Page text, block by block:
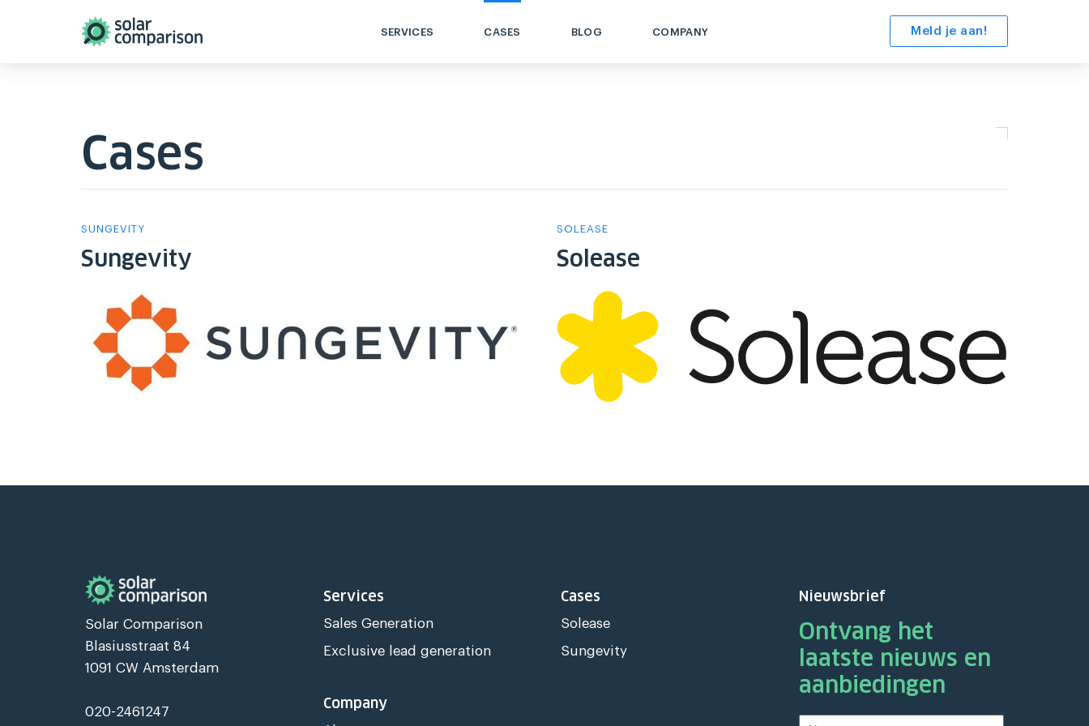
SERVICES CASES BLOG COMPANY Meld je aan!
Cases
SUNGEVITY
Sungevity
SOLEASE
Solease
Solar Comparison
Blasiusstraat 84
1091 CW Amsterdam
020-2461247
Services
Sales Generation
Exclusive lead generation
Company
Cases
Solease
Sungevity
Nieuwsbrief
Ontvang het
laatste nieuws en
aanbiedingen